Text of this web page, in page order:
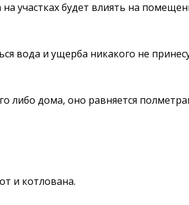
участках будет влиять на
вода и ущерба никакого не
либо дома, оно равняется
и котлована.